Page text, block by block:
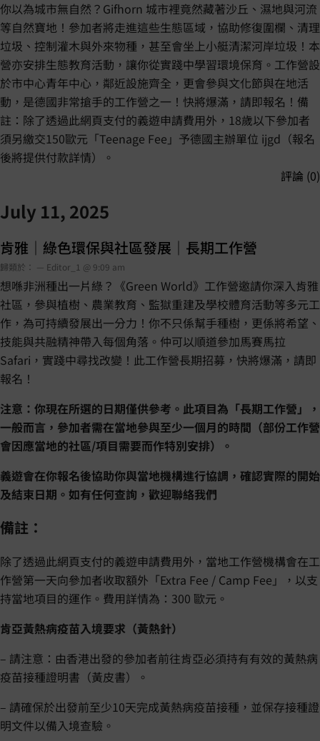
你以為城市無自然？Gifhorn 城市裡竟然藏著沙丘、濕地與河流
等自然寶地！參加者將走進這些生態區域，協助修復圍欄、清理
垃圾、控制灌木與外來物種，甚至會坐上小艇清潔河岸垃圾！本
營亦安排生態教育活動，讓你從實踐中學習環境保育。工作營設
於市中心青年中心，鄰近設施齊全，更會參與文化節與在地活
動，是德國非常搶手的工作營之一！快將爆滿，請即報名！備
註：除了透過此網頁支付的義遊申請費用外，18歲以下參加者
須另繳交150歐元「Teenage Fee」予德國主辦單位 ijgd（報名
後將提供付款詳情）。
評論 (0)
July 11, 2025
肯雅｜綠色環保與社區發展｜長期工作營
歸類於： — Editor_1 @ 9:09 am
想喺非洲種出一片綠？《Green World》工作營邀請你深入肯雅
社區，參與植樹、農業教育、監獄重建及學校體育活動等多元工
作，為可持續發展出一分力！你不只係幫手種樹，更係將希望、
技能與共融精神帶入每個角落。仲可以順道參加馬賽馬拉
Safari，實踐中尋找改變！此工作營長期招募，快將爆滿，請即
報名！
注意：你現在所選的日期僅供參考。此項目為「長期工作營」，
一般而言，參加者需在當地參與至少一個月的時間（部份工作營
會因應當地的社區/項目需要而作特別安排）。
義遊會在你報名後協助你與當地機構進行協調，確認實際的開始
及結束日期。如有任何查詢，歡迎聯絡我們
備註：
除了透過此網頁支付的義遊申請費用外，當地工作營機構會在工
作營第一天向參加者收取額外「Extra Fee / Camp Fee」，以支
持當地項目的運作。費用詳情為：300 歐元。
肯亞黃熱病疫苗入境要求（黃熱針）
– 請注意：由香港出發的參加者前往肯亞必須持有有效的黃熱病
疫苗接種證明書（黃皮書）。
– 請確保於出發前至少10天完成黃熱病疫苗接種，並保存接種證
明文件以備入境查驗。